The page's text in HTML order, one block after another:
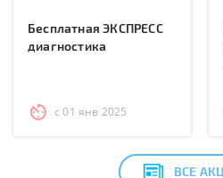
Бесплатная ЭКСПРЕСС
диагностика
с 01 янв 2025
ВСЕ